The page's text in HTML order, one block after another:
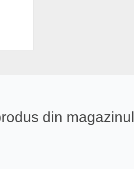
din magazinul